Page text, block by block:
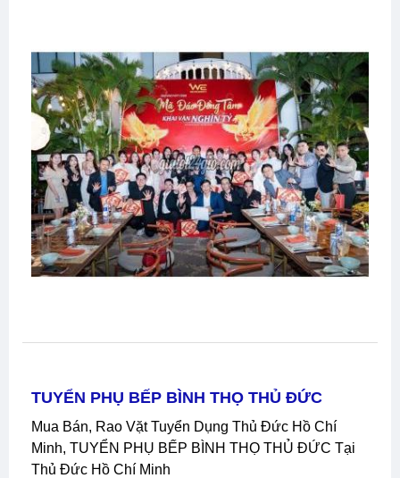
TUYỂN PHỤ BẾP BÌNH THỌ THỦ ĐỨC
Mua Bán, Rao Vặt Tuyển Dụng Thủ Đức Hồ Chí
Minh, TUYỂN PHỤ BẾP BÌNH THỌ THỦ ĐỨC Tại
Thủ Đức Hồ Chí Minh